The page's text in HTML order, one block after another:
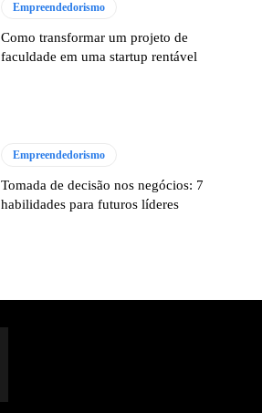
Empreendedorismo
Como transformar um projeto de
faculdade em uma startup rentável
Empreendedorismo
Tomada de decisão nos negócios: 7
habilidades para futuros líderes